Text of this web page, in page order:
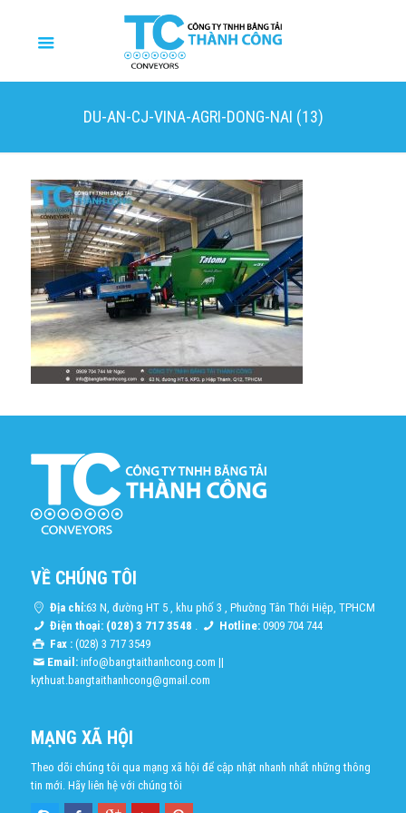
DU-AN-CJ-VINA-AGRI-DONG-NAI (13)
VỀ CHÚNG TÔI
Địa chỉ:63 N, đường HT 5 , khu phố 3 , Phường Tân Thới Hiệp, TPHCM
Điện thoại: (028) 3 717 3548 . Hotline: 0909 704 744
Fax :(028) 3 717 3549
Email: info@bangtaithanhcong.com ||
kythuat.bangtaithanhcong@gmail.com
MẠNG XÃ HỘI
Theo dõi chúng tôi qua mạng xã hội để cập nhật nhanh nhất những thông
tin mới. Hãy liên hệ với chúng tôi